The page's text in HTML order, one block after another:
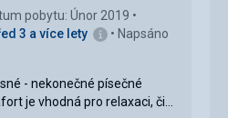
pobytu: Únor 2019
3 a více lety
Napsáno
- nekonečné písečné
je vhodná pro relaxaci, či